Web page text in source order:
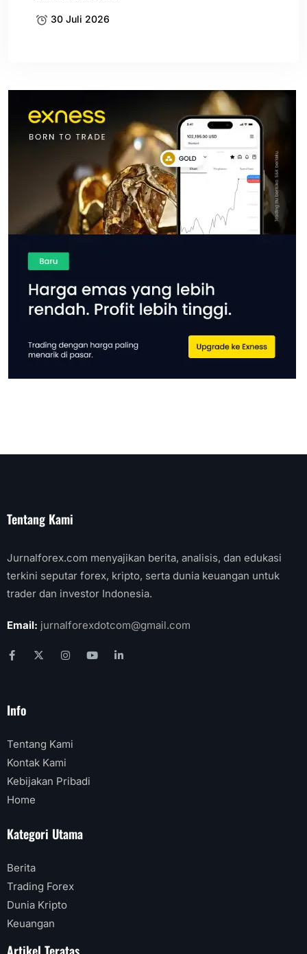
30 Juli 2026
Tentang Kami
Jurnalforex.com menyajikan berita, analisis, dan edukasi
terkini seputar forex, kripto, serta dunia keuangan untuk
trader dan investor Indonesia.
Email: jurnalforexdotcom@gmail.com
Info
Tentang Kami
Kontak Kami
Kebijakan Pribadi
Home
Kategori Utama
Berita
Trading Forex
Dunia Kripto
Keuangan
Artikel Teratas